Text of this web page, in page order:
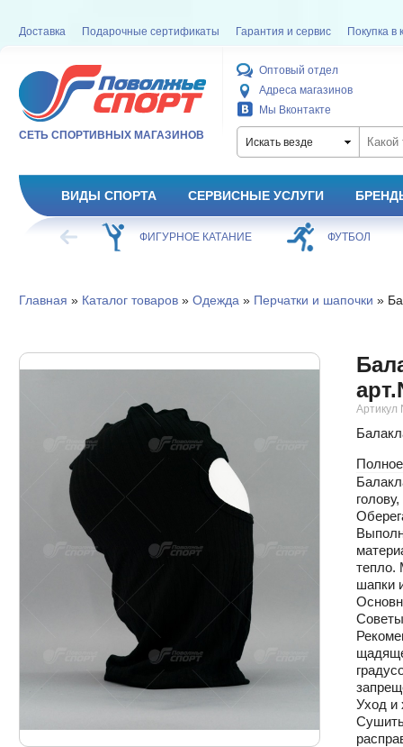
Доставка Подарочные сертификаты Гарантия и сервис Покупка в
СЕТЬ СПОРТИВНЫХ МАГАЗИНОВ
Оптовый отдел
Адреса магазинов
Мы Вконтакте
Искать везде
ВИДЫ СПОРТА СЕРВИСНЫЕ УСЛУГИ
ХОККЕЙ ФИГУРНОЕ КАТАНИЕ ФУТБОЛ
Главная » Каталог товаров» Одежда » Перчатки и шапочки »
Артикул
тепло.
шапки
Уход и